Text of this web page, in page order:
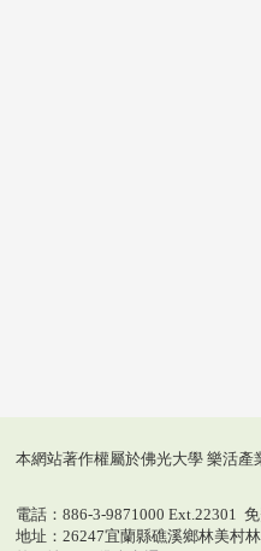
本網站著作權屬於佛光大學 樂活產
電話：886-3-9871000 Ext.22301
地址：26247宜蘭縣礁溪鄉林美村